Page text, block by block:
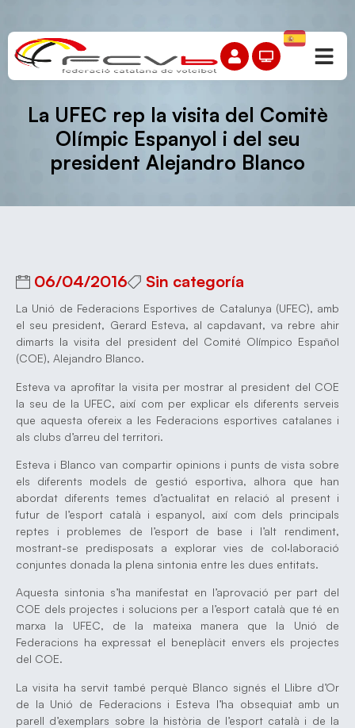
La UFEC rep la visita del Comitè
Olímpic Espanyol i del seu
president Alejandro Blanco
06/04/2016 Sin categoría
La Unió de Federacions Esportives de Catalunya (UFEC), amb
el seu president, Gerard Esteva, al capdavant, va rebre ahir
dimarts la visita del president del Comité Olímpico Español
(COE), Alejandro Blanco.
Esteva va aprofitar la visita per mostrar al president del COE
la seu de la UFEC, així com per explicar els diferents serveis
que aquesta ofereix a les Federacions esportives catalanes i
als clubs d’arreu del territori.
Esteva i Blanco van compartir opinions i punts de vista sobre
els diferents models de gestió esportiva, alhora que han
abordat diferents temes d’actualitat en relació al present i
futur de l’esport català i espanyol, així com dels principals
reptes i problemes de l’esport de base i l’alt rendiment,
mostrant-se predisposats a explorar vies de col·laboració
conjuntes donada la plena sintonia entre les dues entitats.
Aquesta sintonia s’ha manifestat en l’aprovació per part del
COE dels projectes i solucions per a l’esport català que té en
marxa la UFEC, de la mateixa manera que la Unió de
Federacions ha expressat el beneplàcit envers els projectes
del COE.
La visita ha servit també perquè Blanco signés el Llibre d’Or
de la Unió de Federacions i Esteva l’ha obsequiat amb un
parell d’exemplars sobre la història de l’esport català i de la